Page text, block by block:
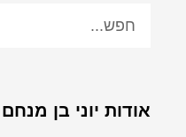
אודות יוני בן מנחם